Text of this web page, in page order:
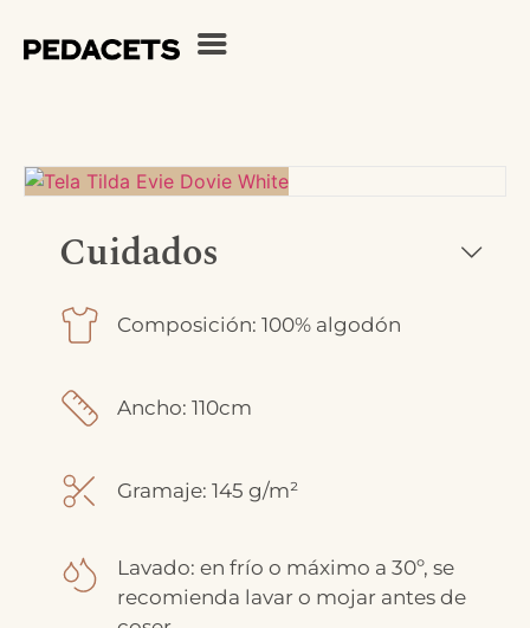
Cuidados
Composición: 100% algodón
Ancho: 110cm
Gramaje: 145 g/m²
Lavado: en frío o máximo a 30º, se
recomienda lavar o mojar antes de